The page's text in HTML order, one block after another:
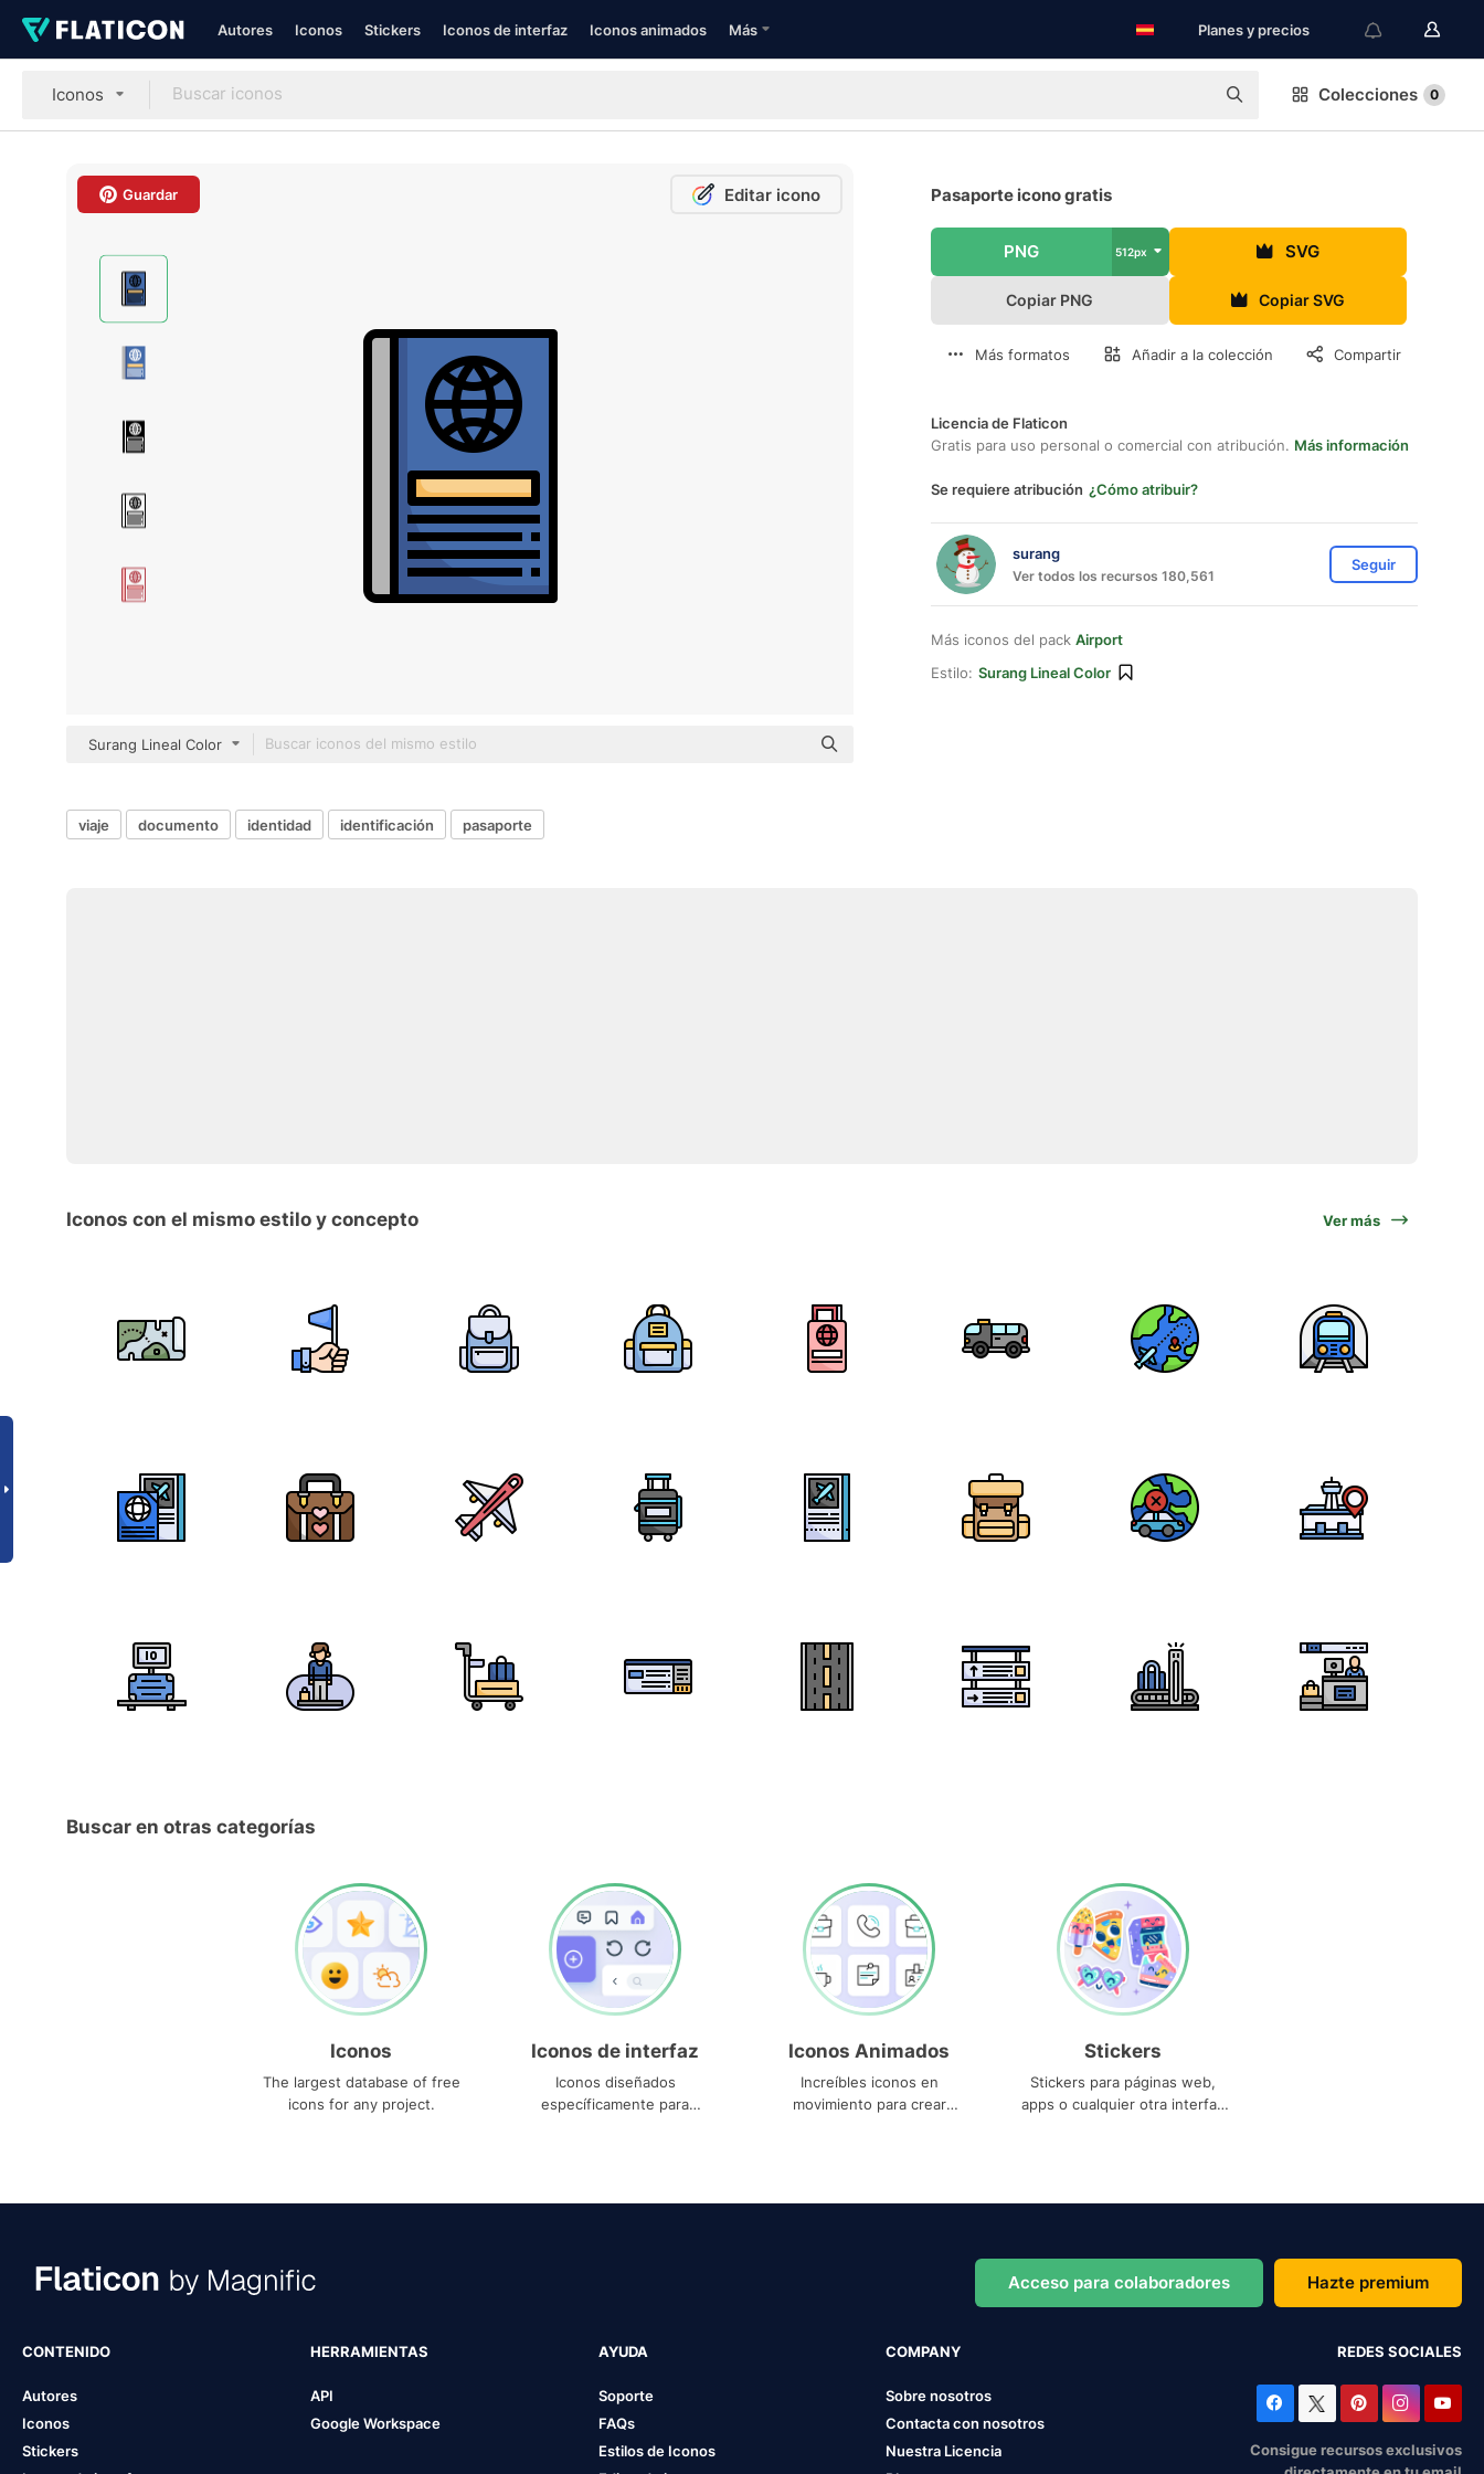
Autores Iconos Stickers Iconos de interfaz Iconos animados Más Planes y precios
Iconos Colecciones 0
Guardar Editar icono
Surang Lineal Color
Pasaporte icono gratis
PNG 512px SVG
Copiar PNG Copiar SVG
Más formatos Añadir a la colección Compartir
Licencia de Flaticon
Gratis para uso personal o comercial con atribución. Más información
Se requiere atribución ¿Cómo atribuir?
surang
Ver todos los recursos 180,561
Seguir
Más iconos del pack Airport
Estilo: Surang Lineal Color
viaje documento identidad identificación pasaporte
Iconos con el mismo estilo y concepto Ver más
Buscar en otras categorías
Iconos
The largest database of free
icons for any project.
Iconos de interfaz
Iconos diseñados
específicamente para
Iconos Animados
Increíbles iconos en
movimiento para crear
Stickers
Stickers para páginas web,
apps o cualquier otra interfaz
Acceso para colaboradores Hazte premium
CONTENIDO
Autores
Iconos
Stickers
HERRAMIENTAS
API
Google Workspace
AYUDA
Soporte
FAQs
Estilos de Iconos
COMPANY
Sobre nosotros
Contacta con nosotros
Nuestra Licencia
REDES SOCIALES
Consigue recursos exclusivos